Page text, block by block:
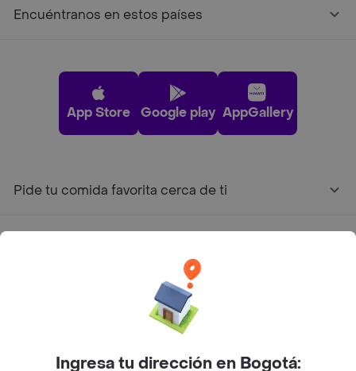
Encuéntranos en estos países
App Store Google play AppGallery
Pide tu comida favorita cerca de ti
Ingresa tu dirección en Bogotá: